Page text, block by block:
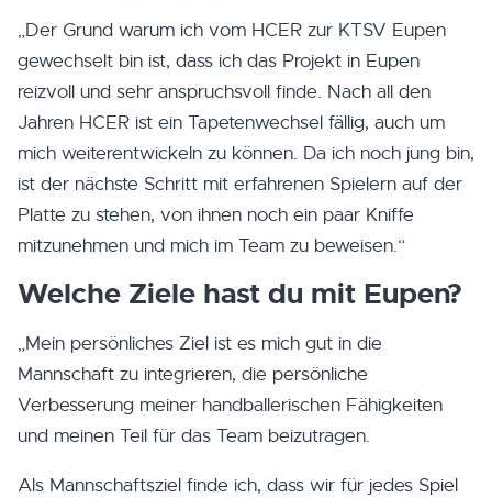
„Der Grund warum ich vom HCER zur KTSV Eupen
gewechselt bin ist, dass ich das Projekt in Eupen
reizvoll und sehr anspruchsvoll finde. Nach all den
Jahren HCER ist ein Tapetenwechsel fällig, auch um
mich weiterentwickeln zu können. Da ich noch jung bin,
ist der nächste Schritt mit erfahrenen Spielern auf der
Platte zu stehen, von ihnen noch ein paar Kniffe
mitzunehmen und mich im Team zu beweisen.“
Welche Ziele hast du mit Eupen?
„Mein persönliches Ziel ist es mich gut in die
Mannschaft zu integrieren, die persönliche
Verbesserung meiner handballerischen Fähigkeiten
und meinen Teil für das Team beizutragen.
Als Mannschaftsziel finde ich, dass wir für jedes Spiel